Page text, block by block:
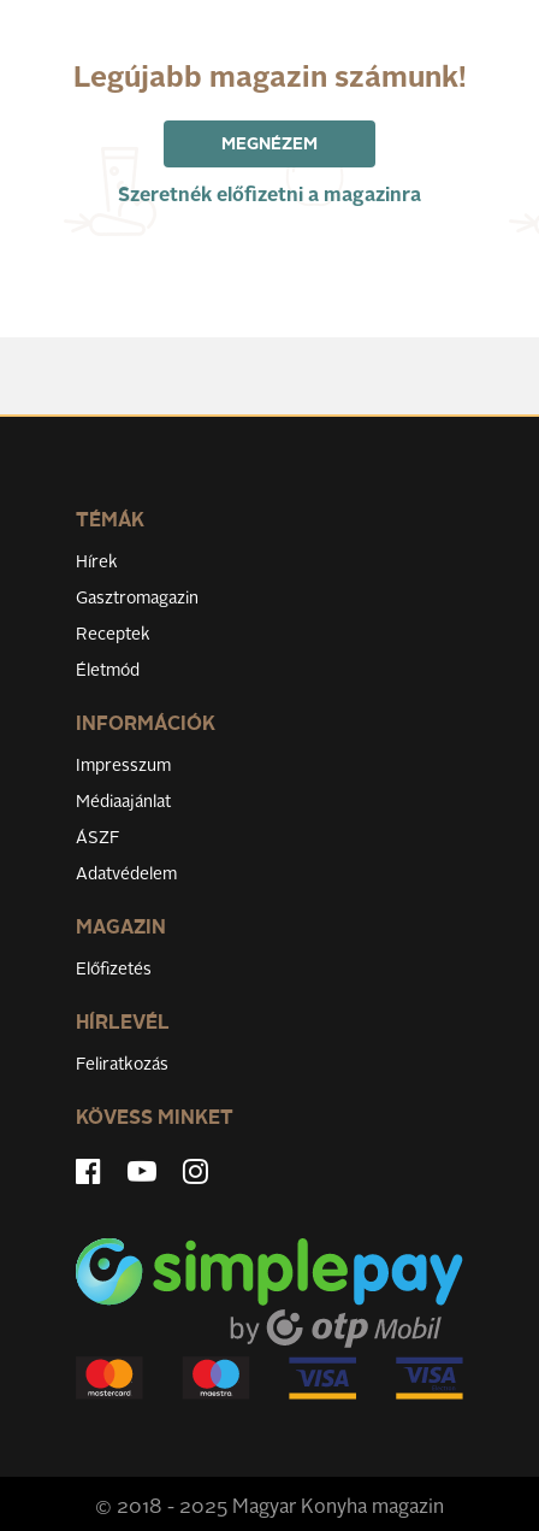
Legújabb magazin számunk!
MEGNÉZEM
Szeretnék előfizetni a magazinra
TÉMÁK
Hírek
Gasztromagazin
Receptek
Életmód
INFORMÁCIÓK
Impresszum
Médiaajánlat
ÁSZF
Adatvédelem
MAGAZIN
Előfizetés
HÍRLEVÉL
Feliratkozás
KÖVESS MINKET
© 2018 - 2025 Magyar Konyha magazin